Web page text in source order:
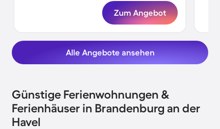
Zum Angebot
Alle Angebote ansehen
Günstige Ferienwohnungen &
Ferienhäuser in Brandenburg an der
Havel